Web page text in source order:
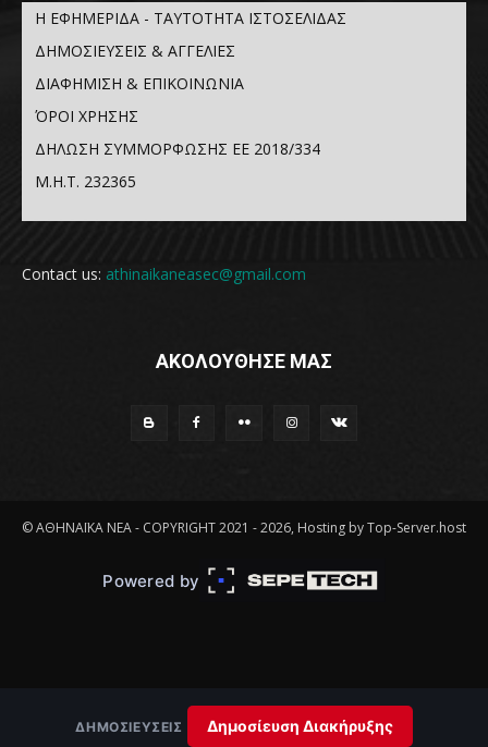
Η ΕΦΗΜΕΡΙΔΑ - ΤΑΥΤΟΤΗΤΑ ΙΣΤΟΣΕΛΙΔΑΣ
ΔΗΜΟΣΙΕΥΣΕΙΣ & ΑΓΓΕΛΙΕΣ
ΔΙΑΦΗΜΙΣΗ & ΕΠΙΚΟΙΝΩΝΙΑ
ΌΡΟΙ ΧΡΗΣΗΣ
ΔΗΛΩΣΗ ΣΥΜΜΟΡΦΩΣΗΣ ΕΕ 2018/334
Μ.Η.Τ. 232365
Contact us: athinaikaneasec@gmail.com
ΑΚΟΛΟΥΘΗΣΕ ΜΑΣ
© ΑΘΗΝΑΪΚΑ ΝΕΑ - COPYRIGHT 2021 - 2026, Hosting by Top-Server.host
Powered by
ΔΗΜΟΣΙΕΎΣΕΙΣ Δημοσίευση Διακήρυξης